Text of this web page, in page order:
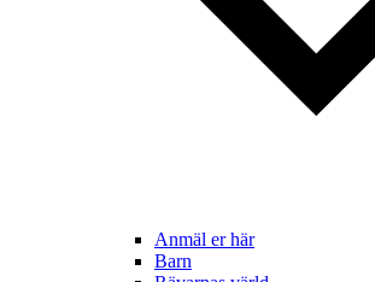
Anmäl er här
Barn